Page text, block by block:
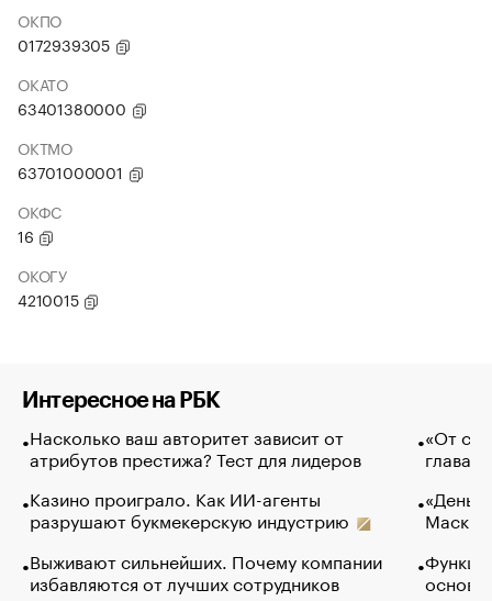
ОКПО
0172939305
ОКАТО
63401380000
ОКТМО
63701000001
ОКФС
16
ОКОГУ
4210015
Интересное на РБК
Насколько ваш авторитет зависит от
атрибутов престижа? Тест для лидеров
Казино проиграло. Как ИИ-агенты
разрушают букмекерскую индустрию
Выживают сильнейших. Почему компании
избавляются от лучших сотрудников
«От
глава
Маск в
основ